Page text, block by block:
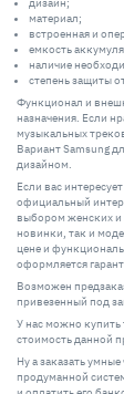
дизайн;
материал;
встроенная и
емкость
наличие
степень защиты
Функционал и
назначения. Если
музыкальных
Вариант Samsung
дизайном.
Если вас
официальный
выбором женских и
новинки, так и
цене и
оформляется
Возможен
привезенный под
У нас можно купить
стоимость данной
Ну а заказать
продуманной